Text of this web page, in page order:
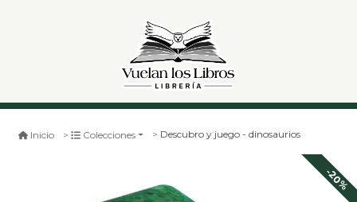
Inicio Colecciones Descubro y juego - dinosaurios
-20%